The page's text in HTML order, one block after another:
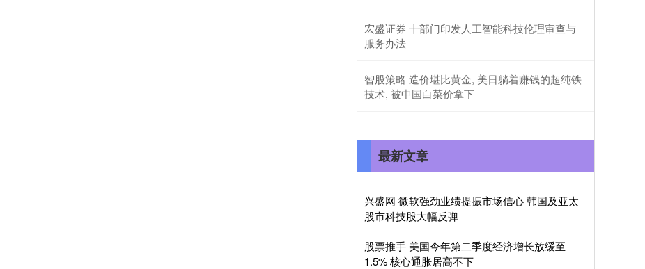
宏盛证券 十部门印发人工智能科技伦理审查与
服务办法
智股策略 造价堪比黄金, 美日躺着赚钱的超纯铁
技术, 被中国白菜价拿下
最新文章
兴盛网 微软强劲业绩提振市场信心 韩国及亚太
股市科技股大幅反弹
股票推手 美国今年第二季度经济增长放缓至
1.5% 核心通胀居高不下